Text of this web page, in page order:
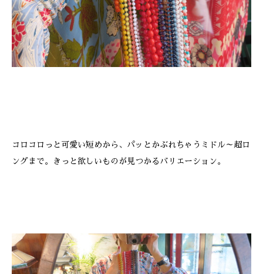
コロコロっと可愛い短めから、パッとかぶれちゃうミドル～超ロ
ングまで。きっと欲しいものが見つかるバリエーション。